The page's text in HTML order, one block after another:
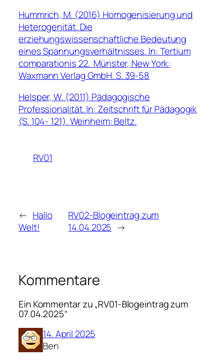
Hummrich, M. (2016) Homogenisierung und
Heterogenität. Die
erziehungswissenschaftliche Bedeutung
eines Spannungsverhältnisses. In: Tertium
comparationis 22. Münster, New York:
Waxmann Verlag GmbH. S. 39-58
Helsper, W. (2011) Pädagogische
Professionalität. In: Zeitschrift für Pädagogik
(S. 104- 121). Weinheim: Beltz.
RV01
← Hallo
Welt!
RV02-Blogeintrag zum
14.04.2025 →
Kommentare
Ein Kommentar zu „RV01-Blogeintrag zum
07.04.2025“
14. April 2025
Ben